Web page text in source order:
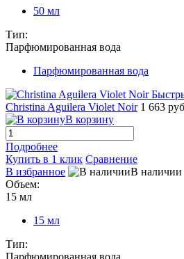
50 мл
Тип:
Парфюмированная вода
Парфюмированная вода
Christina Aguilera Violet Noir 1 663
В корзину
Подробнее
Купить в 1 клик Сравнение
В избранное
В наличии
Объем:
15 мл
15 мл
Тип: